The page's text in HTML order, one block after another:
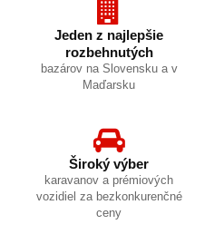
Jeden z najlepšie
rozbehnutých
bazárov na Slovensku a v
Maďarsku
Široký výber
karavanov a prémiových
vozidiel za bezkonkurenčné
ceny